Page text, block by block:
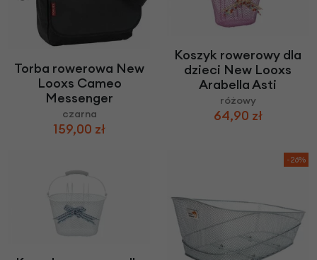
Torba rowerowa New
Looxs Cameo
Messenger
czarna
159,00 zł
Koszyk rowerowy dla
dzieci New Looxs
Arabella Asti
różowy
64,90 zł
-26%